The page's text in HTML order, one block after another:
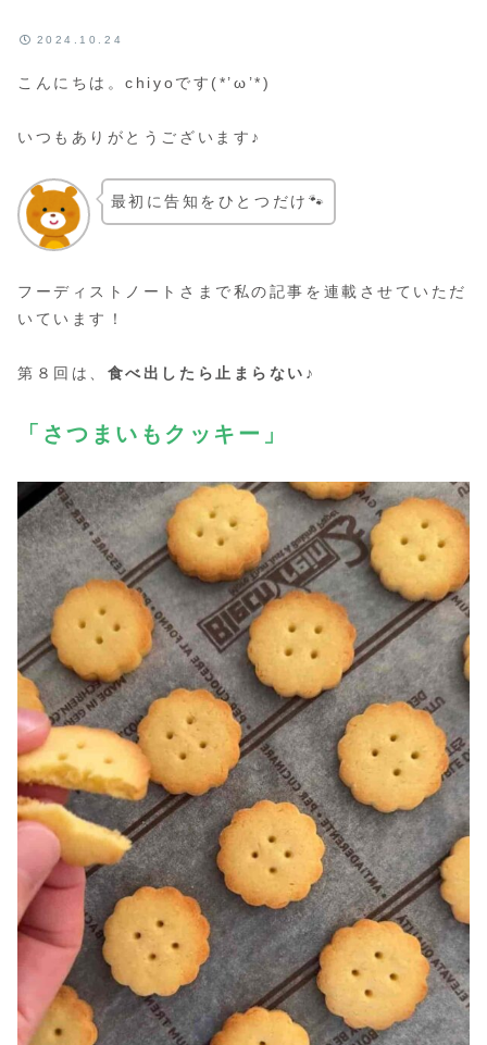
2024.10.24
こんにちは。chiyoです(*’ω’*)
いつもありがとうございます♪
最初に告知をひとつだけ🐾
フーディストノートさまで私の記事を連載させていただ
いています！
第８回は、 食べ出したら止まらない♪
「さつまいもクッキー」